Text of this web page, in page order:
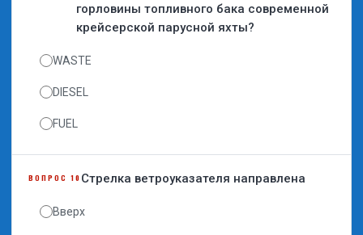
горловины топливного бака современной
крейсерской парусной яхты?
WASTE
DIESEL
FUEL
ВОПРОС 10 Стрелка ветроуказателя направлена
Вверх